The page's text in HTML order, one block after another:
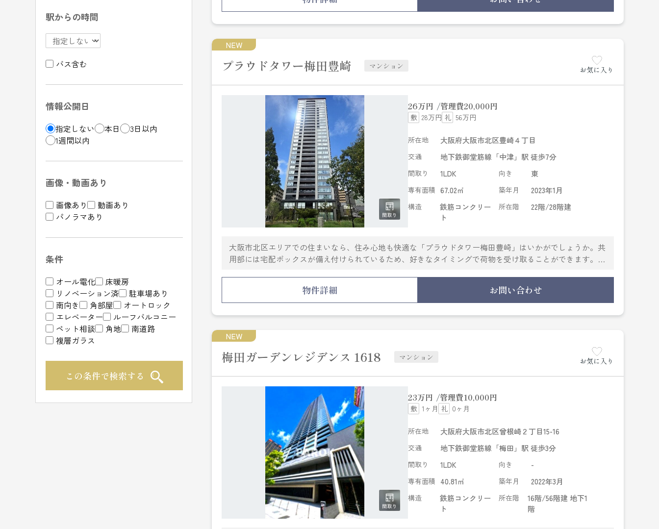
ーズにお応えできるよう努めて参りますので、まずはお気軽にご連絡下さい。
NEW
プラウドタワー梅田豊崎 マンション お気に入り
26万円 管理費20,000円
28万円 56万円
所在地 大阪府大阪市北区豊崎４丁目
交通 地下鉄御堂筋線「中津」駅 徒歩7分
間取り 1LDK 向き 東
専有面積 67.02㎡ 築年月 2023年1月
構造
鉄筋コンクリー
ト
所在階 22階/28階建
大阪市北区エリアでの住まいなら、住み心地も快適な「プラウドタワー梅田豊崎」はいかがでしょうか。共
用部には宅配ボックスが備え付けられているため、好きなタイミングで荷物を受け取ることができます。浴
らのニーズが高いのは間取りが1LDKの物件です。大阪市北区にある地下鉄御堂筋線中津周辺でお住まいを
お探しなら、当社にお任せ下さい。当社はお客様に満足していただけるようしっかりとサポート致します。
物件詳細 お問い合わせ
NEW
梅田ガーデンレジデンス 1618 マンション お気に入り
23万円 管理費10,000円
1ヶ月 0ヶ月
所在地 大阪府大阪市北区曾根崎２丁目15-16
交通 地下鉄御堂筋線「梅田」駅 徒歩3分
間取り 1LDK 向き -
専有面積 40.81㎡ 築年月 2022年3月
構造
鉄筋コンクリー
ト
所在階
16階/56階建 地下1
階
駅からの時間
バス含む
情報公開日
指定しない 本日
3日以内
1週間以内
画像・動画あり
画像あり
動画あり
パノラマあり
条件
オール電化
床暖房
リノベーション済
駐車場あり
南向き
角部屋
オートロック
エレベーター
ルーフバルコニー
ペット相談
角地
南道路
複層ガラス
この条件で検索する